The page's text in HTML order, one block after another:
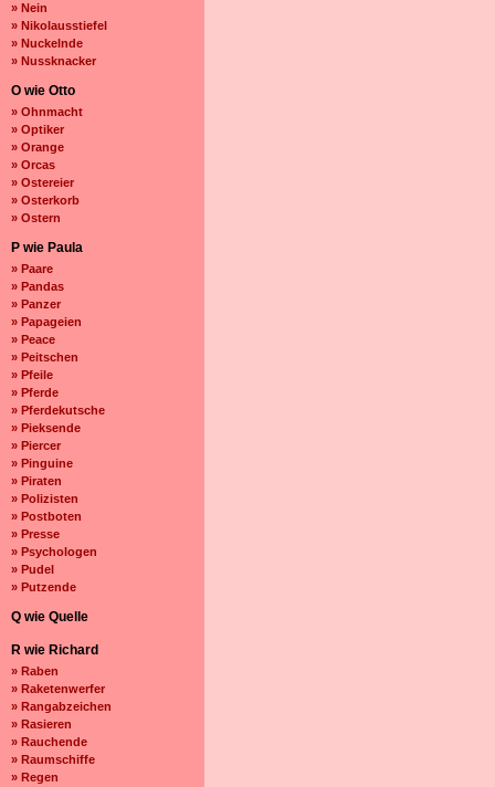
» Nein
» Nikolausstiefel
» Nuckelnde
» Nussknacker
O wie Otto
» Ohnmacht
» Optiker
» Orange
» Orcas
» Ostereier
» Osterkorb
» Ostern
P wie Paula
» Paare
» Pandas
» Panzer
» Papageien
» Peace
» Peitschen
» Pfeile
» Pferde
» Pferdekutsche
» Pieksende
» Piercer
» Pinguine
» Piraten
» Polizisten
» Postboten
» Presse
» Psychologen
» Pudel
» Putzende
Q wie Quelle
R wie Richard
» Raben
» Raketenwerfer
» Rangabzeichen
» Rasieren
» Rauchende
» Raumschiffe
» Regen